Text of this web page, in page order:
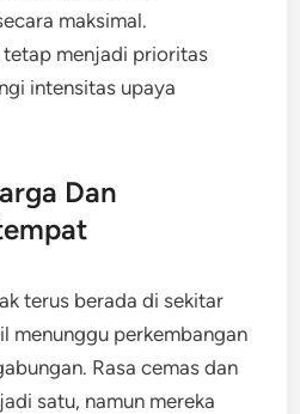
maksimal.
tetap menjadi prioritas
intensitas upaya
Dan
terus berada di sekitar
menunggu perkembangan
Rasa cemas dan
satu, namun mereka